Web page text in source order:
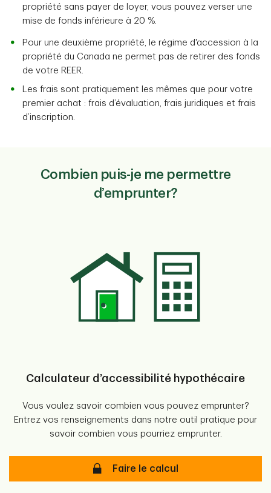
propriété sans payer de loyer, vous pouvez verser une
mise de fonds inférieure à 20 %.
Pour une deuxième propriété, le régime d'accession à la
propriété du Canada ne permet pas de retirer des fonds
de votre REER.
Les frais sont pratiquement les mêmes que pour votre
premier achat : frais d’évaluation, frais juridiques et frais
d’inscription.
Combien puis-je me permettre
d’emprunter?
Calculateur d’accessibilité hypothécaire
Vous voulez savoir combien vous pouvez emprunter?
Entrez vos renseignements dans notre outil pratique pour
savoir combien vous pourriez emprunter.
Combien puis-je me permettre
Faire le calcul